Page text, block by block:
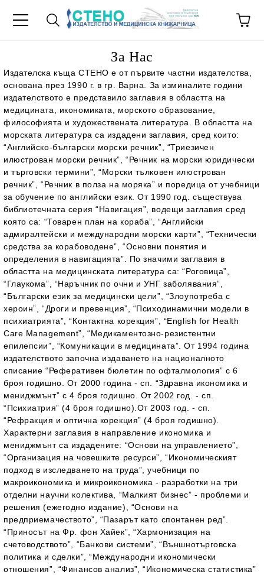
За Нас
Издателска къща СТЕНО е от първите частни издателства,
основана през 1990 г. в гр. Варна. За изминалите години
издателството е представило заглавия в областта на
медицината, икономиката, морското образование,
философията и художествената литература. В областта на
морската литература са издадени заглавия, сред които:
“Английско-български морски речник”, “Триезичен
илюстрован морски речник”, “Речник на морски юридически
и търговски термини”, “Морски тълковен илюстрован
речник”, “Речник в полза на моряка” и поредица от учебници
за обучение по английски език. От 1990 год. съществува
библиотечната серия “Навигация”, водещи заглавия сред
която са: “Товарен план на кораба”, “Английски
адмиралтейски и международни морски карти”, “Технически
средства за корабоводене”, “Основни понятия и
определения в навигацията”. По значими заглавия в
областта на медицинската литература са: “Роговица”,
“Глаукома”, “Наръчник по очни и УНГ заболявания”,
“Български език за медицински цели”, “Злоупотреба с
хероин”, “Дроги и превенция”, “Психодинамични модели в
психиатрията”, “Контактна корекция”, “English for Health
Care Management”, “Медикаментозно-резистентни
епилепсии”, “Комуникации в медицината”. От 1994 година
издателството започна издаването на националното
списание “Реферативен бюлетин по офталмология” с 6
броя годишно. От 2000 година - сп. “Здравна икономика и
мениджмънт” с 4 броя годишно. От 2002 год. - сп.
“Психиатрия” (4 броя годишно).От 2003 год. - сп.
“Рефракция и оптична корекция” (4 броя годишно).
Характерни заглавия в направление икономика и
мениджмънт са издадените: “Основи на управлението”,
“Организация на човешките ресурси”, “Икономическият
подход в изследването на труда”, учебници по
макроикономика и микроикономика - разработки на три
отделни научни колектива, “Малкият бизнес” - проблеми и
решения (ежегодно издание), “Основи на
предприемачеството”, “Пазарът като спонтанен ред”.
“Приносът на Фр. фон Хайек”, “Хармонизация на
счетоводството”, “Банкови системи”, “Външнотърговска
политика и сделки”, “Международни икономически
отношения”, “Финансов анализ”, “Икономическа статистика”